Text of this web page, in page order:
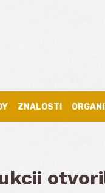
ZNALOSTI